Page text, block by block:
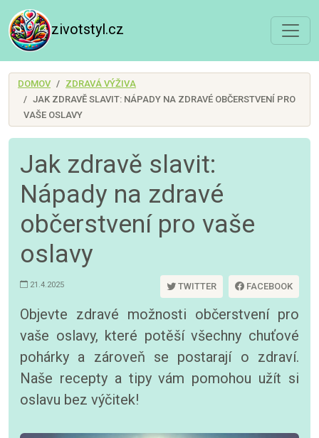
zivotstyl.cz
DOMOV
ZDRAVÁ VÝŽIVA
JAK ZDRAVĚ SLAVIT: NÁPADY NA ZDRAVÉ OBČERSTVENÍ PRO
VAŠE OSLAVY
Jak zdravě slavit:
Nápady na zdravé
občerstvení pro vaše
oslavy
21.4.2025 TWITTER FACEBOOK
Objevte zdravé možnosti občerstvení pro
vaše oslavy, které potěší všechny chuťové
pohárky a zároveň se postarají o zdraví.
Naše recepty a tipy vám pomohou užít si
oslavu bez výčitek!